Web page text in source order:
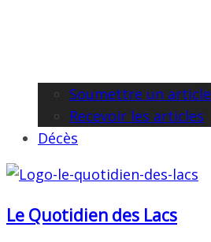
Soumettre un article
Recevoir les articles
Décès
Le Quotidien des Lacs